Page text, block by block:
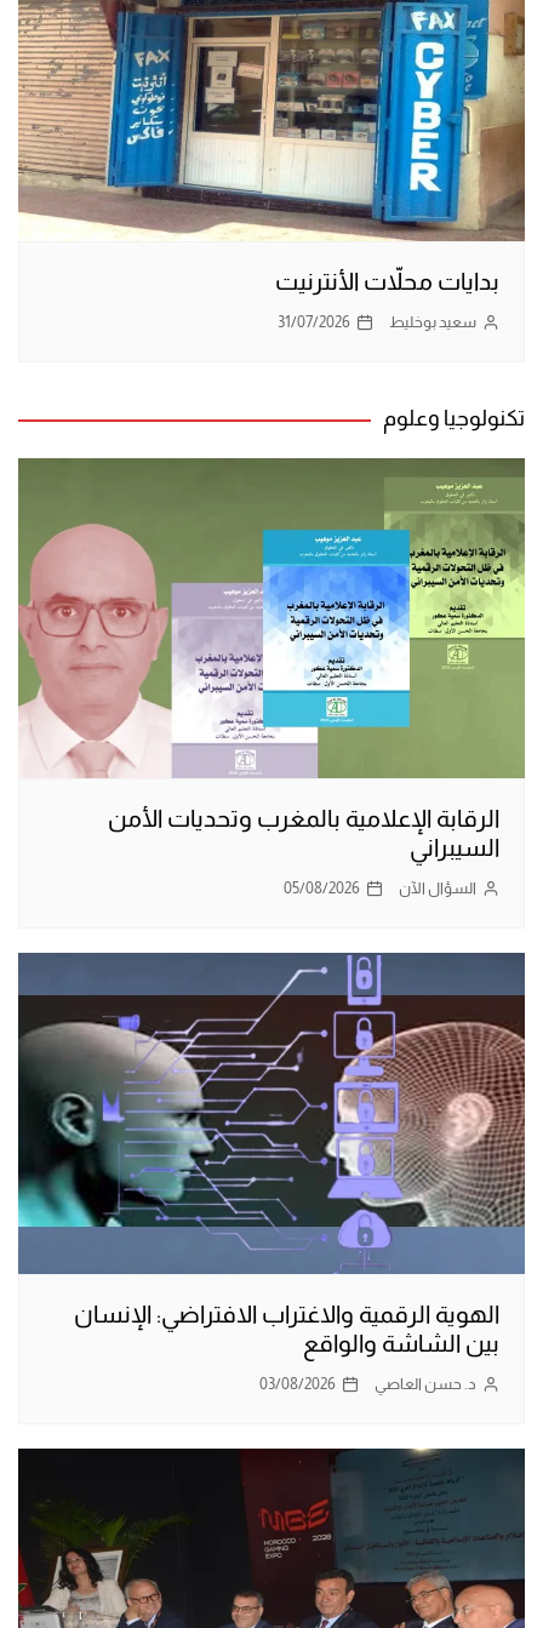
بدايات محلاّت الأنترنيت
سعيد بوخليط 31/07/2026
تكنولوجيا وعلوم
الرقابة الإعلامية بالمغرب وتحديات الأمن
السيبراني
السؤال الآن 05/08/2026
الهوية الرقمية والاغتراب الافتراضي: الإنسان
بين الشاشة والواقع
د. حسن العاصي 03/08/2026